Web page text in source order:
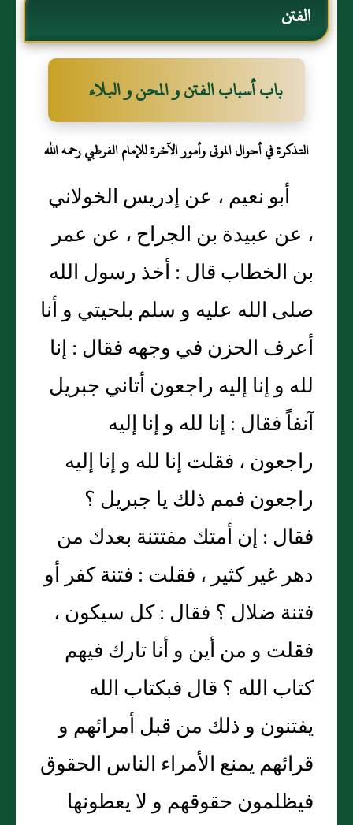
الفتن
باب أسباب الفتن و المحن و البلاء
التذكرة في أحوال الموتى وأمور الآخرة للإمام الفرطبي رحمه الله
أبو نعيم ، عن إدريس الخولاني
، عن عبيدة بن الجراح ، عن عمر
بن الخطاب قال : أخذ رسول الله
صلى الله عليه و سلم بلحيتي و أنا
أعرف الحزن في وجهه فقال : إنا
لله و إنا إليه راجعون أتاني جبريل
آنفاً فقال : إنا لله و إنا إليه
راجعون ، فقلت إنا لله و إنا إليه
راجعون فمم ذلك يا جبريل ؟
فقال : إن أمتك مفتتنة بعدك من
دهر غير كثير ، فقلت : فتنة كفر أو
فتنة ضلال ؟ فقال : كل سيكون ،
فقلت و من أين و أنا تارك فيهم
كتاب الله ؟ قال فبكتاب الله
يفتنون و ذلك من قبل أمرائهم و
قرائهم يمنع الأمراء الناس الحقوق
فيظلمون حقوقهم و لا يعطونها